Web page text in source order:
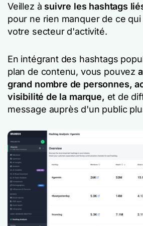
Veillez à suivre les hashtags
pour ne rien manquer de ce
votre secteur d'activité.
En intégrant des hashtags
plan de contenu, vous pouvez
grand nombre de personnes,
visibilité de la marque, et de
message auprès d'un public